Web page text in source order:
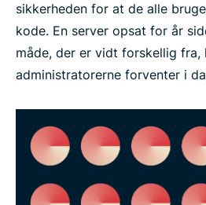
sikkerheden for at de alle
kode. En server opsat for år
måde, der er vidt forskellig fra,
administratorerne forventer i